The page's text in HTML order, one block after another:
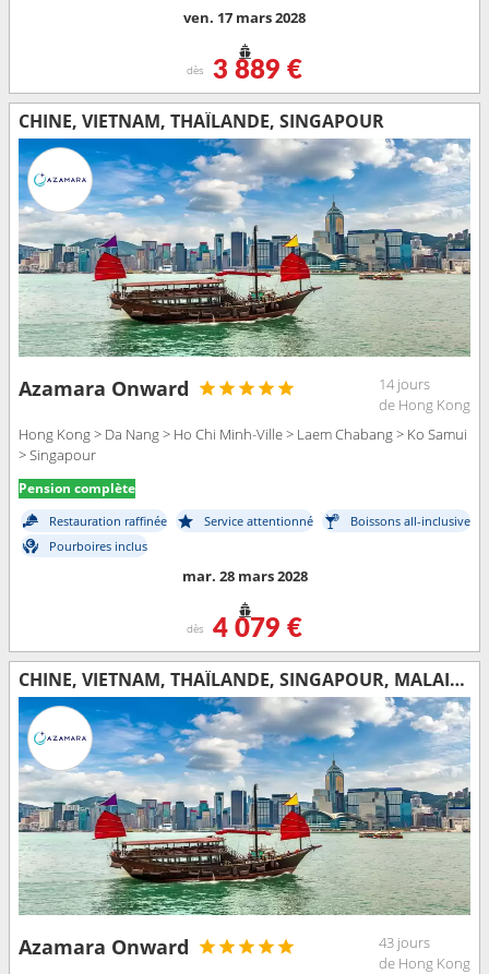
ven. 17 mars 2028
dès 3 889 €
CHINE, VIETNAM, THAÏLANDE, SINGAPOUR
Azamara Onward
14 jours
de Hong Kong
Hong Kong > Da Nang > Ho Chi Minh-Ville > Laem Chabang > Ko Samui
> Singapour
Pension complète
Restauration raffinée Service attentionné
Boissons all-inclusive
Pourboires inclus
mar. 28 mars 2028
dès 4 079 €
CHINE, VIETNAM, THAÏLANDE, SINGAPOUR, MALAISIE, INDONÉSIE, SRI LANKA, INDE, MALDIVES, MAURICE, FRANCE, MADAGASCAR, AFRIQUE DU SUD
Azamara Onward
43 jours
de Hong Kong